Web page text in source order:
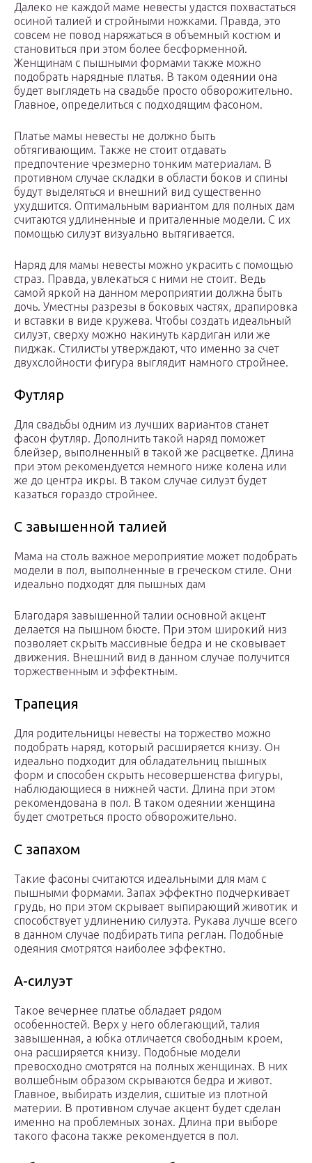
Далеко не каждой маме невесты удастся похвастаться
осиной талией и стройными ножками. Правда, это
совсем не повод наряжаться в объемный костюм и
становиться при этом более бесформенной.
Женщинам с пышными формами также можно
подобрать нарядные платья. В таком одеянии она
будет выглядеть на свадьбе просто обворожительно.
Главное, определиться с подходящим фасоном.
Платье мамы невесты не должно быть
обтягивающим. Также не стоит отдавать
предпочтение чрезмерно тонким материалам. В
противном случае складки в области боков и спины
будут выделяться и внешний вид существенно
ухудшится. Оптимальным вариантом для полных дам
считаются удлиненные и приталенные модели. С их
помощью силуэт визуально вытягивается.
Наряд для мамы невесты можно украсить с помощью
страз. Правда, увлекаться с ними не стоит. Ведь
самой яркой на данном мероприятии должна быть
дочь. Уместны разрезы в боковых частях, драпировка
и вставки в виде кружева. Чтобы создать идеальный
силуэт, сверху можно накинуть кардиган или же
пиджак. Стилисты утверждают, что именно за счет
двухслойности фигура выглядит намного стройнее.
Футляр
Для свадьбы одним из лучших вариантов станет
фасон футляр. Дополнить такой наряд поможет
блейзер, выполненный в такой же расцветке. Длина
при этом рекомендуется немного ниже колена или
же до центра икры. В таком случае силуэт будет
казаться гораздо стройнее.
С завышенной талией
Мама на столь важное мероприятие может подобрать
модели в пол, выполненные в греческом стиле. Они
идеально подходят для пышных дам
Благодаря завышенной талии основной акцент
делается на пышном бюсте. При этом широкий низ
позволяет скрыть массивные бедра и не сковывает
движения. Внешний вид в данном случае получится
торжественным и эффектным.
Трапеция
Для родительницы невесты на торжество можно
подобрать наряд, который расширяется книзу. Он
идеально подходит для обладательниц пышных
форм и способен скрыть несовершенства фигуры,
наблюдающиеся в нижней части. Длина при этом
рекомендована в пол. В таком одеянии женщина
будет смотреться просто обворожительно.
С запахом
Такие фасоны считаются идеальными для мам с
пышными формами. Запах эффектно подчеркивает
грудь, но при этом скрывает выпирающий животик и
способствует удлинению силуэта. Рукава лучше всего
в данном случае подбирать типа реглан. Подобные
одеяния смотрятся наиболее эффектно.
А-силуэт
Такое вечернее платье обладает рядом
особенностей. Верх у него облегающий, талия
завышенная, а юбка отличается свободным кроем,
она расширяется книзу. Подобные модели
превосходно смотрятся на полных женщинах. В них
волшебным образом скрываются бедра и живот.
Главное, выбирать изделия, сшитые из плотной
материи. В противном случае акцент будет сделан
именно на проблемных зонах. Длина при выборе
такого фасона также рекомендуется в пол.